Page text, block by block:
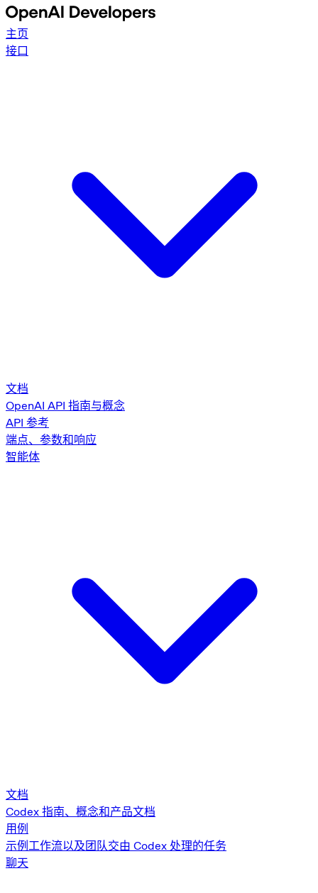
主页
接口
文档
OpenAI API 指南与概念
API 参考
端点、参数和响应
智能体
文档
Codex 指南、概念和产品文档
用例
示例工作流以及团队交由 Codex 处理的任务
聊天